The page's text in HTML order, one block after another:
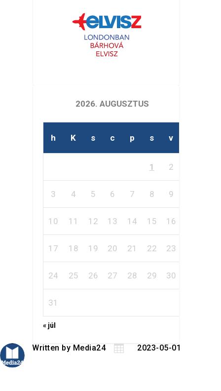
2026. AUGUSZTUS
h K s c p s v
1 2
3 4 5 6 7 8 9
10 11 12 13 14 15 16
17 18 19 20 21 22 23
24 25 26 27 28 29 30
31
« júl
Written by Media24  2023-05-01